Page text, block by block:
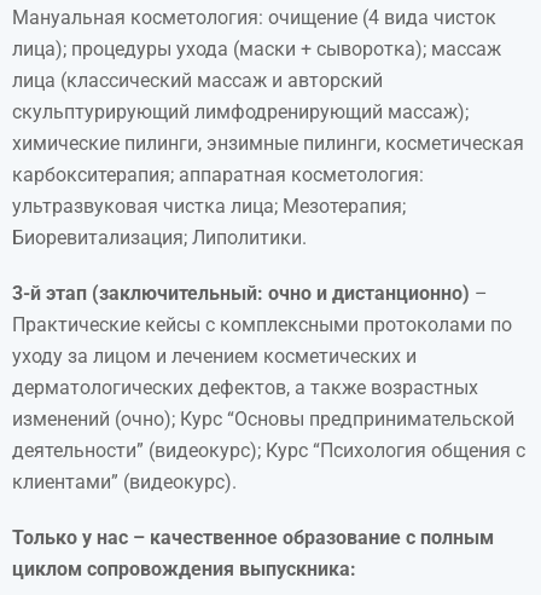
Мануальная косметология: очищение (4 вида чисток
лица); процедуры ухода (маски + сыворотка); массаж
лица (классический массаж и авторский
скульптурирующий лимфодренирующий массаж);
химические пилинги, энзимные пилинги, косметическая
карбокситерапия; аппаратная косметология:
ультразвуковая чистка лица; Мезотерапия;
Биоревитализация; Липолитики.
3-й этап (заключительный: очно и дистанционно) –
Практические кейсы с комплексными протоколами по
уходу за лицом и лечением косметических и
дерматологических дефектов, а также возрастных
изменений (очно); Курс “Основы предпринимательской
деятельности” (видеокурс); Курс “Психология общения с
клиентами” (видеокурс).
Только у нас – качественное образование с полным
циклом сопровождения выпускника: